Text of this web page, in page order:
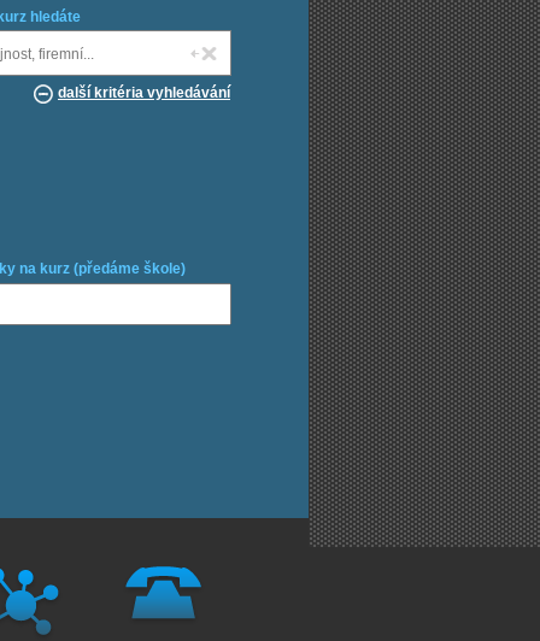
hledáte
další kritéria vyhledávání
na kurz (předáme škole)